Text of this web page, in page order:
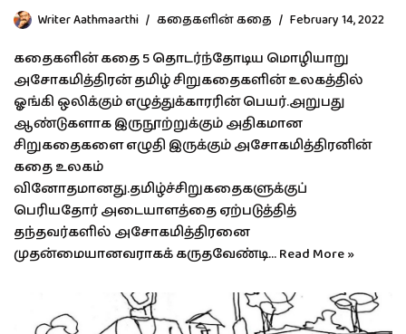
Writer Aathmaarthi கதைகளின் கதை February 14, 2022
கதைகளின் கதை 5 தொடர்ந்தோடிய மொழியாறு
அசோகமித்திரன் தமிழ் சிறுகதைகளின் உலகத்தில்
ஓங்கி ஒலிக்கும் எழுத்துக்காரரின் பெயர்.அறுபது
ஆண்டுகளாக இருநூற்றுக்கும் அதிகமான
சிறுகதைகளை எழுதி இருக்கும் அசோகமித்திரனின்
கதை உலகம்
வினோதமானது.தமிழ்ச்சிறுகதைகளுக்குப்
பெரியதோர் அடையாளத்தை ஏற்படுத்தித்
தந்தவர்களில் அசோகமித்திரனை
முதன்மையானவராகக் கருதவேண்டி…Read More »